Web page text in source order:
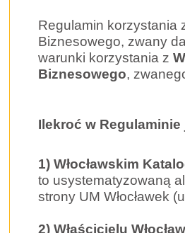
Regulamin korzystania
Biznesowego, zwany
warunki korzystania z
Biznesowego,
Ilekroć w
1) Włocławskim
to usystematyzowaną
strony UM Włocławek
2) Właścicielu